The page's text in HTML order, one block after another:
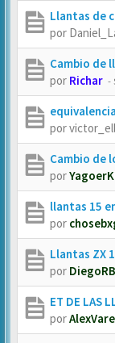
Llantas de
por
Cambio de
por Richar -
por
Cambio de
por
llantas 15
por
Llantas ZX
por
ET DE LAS
por